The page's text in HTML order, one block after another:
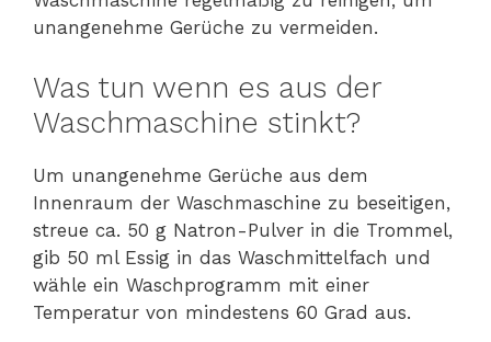
unangenehme Gerüche zu vermeiden.
Was tun wenn es aus der
Waschmaschine stinkt?
Um unangenehme Gerüche aus dem
Innenraum der Waschmaschine zu beseitigen,
streue ca. 50 g Natron-Pulver in die Trommel,
gib 50 ml Essig in das Waschmittelfach und
wähle ein Waschprogramm mit einer
Temperatur von mindestens 60 Grad aus.